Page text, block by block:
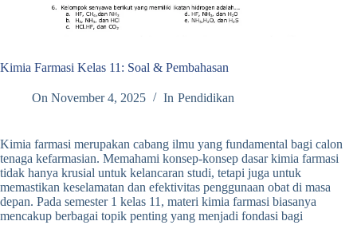
Kimia Farmasi Kelas 11: Soal & Pembahasan
On November 4, 2025 In Pendidikan
Kimia farmasi merupakan cabang ilmu yang fundamental bagi calon
tenaga kefarmasian. Memahami konsep-konsep dasar kimia farmasi
tidak hanya krusial untuk kelancaran studi, tetapi juga untuk
memastikan keselamatan dan efektivitas penggunaan obat di masa
depan. Pada semester 1 kelas 11, materi kimia farmasi biasanya
mencakup berbagai topik penting yang menjadi fondasi bagi